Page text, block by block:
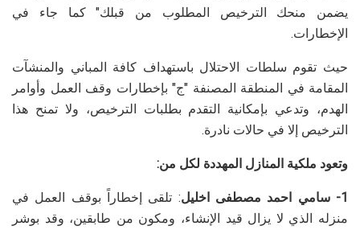
يضمن منحك الترخيص المطلوب من قبلك" كما جاء في
الإخطارات.
حيث تقوم سلطات الاحتلال باستهداف كافة المباني والمنشآت
المقامة في المنطقة المصنفة "ج" بإخطارات وقف العمل وأوامر
الهدم، وتدعي بإمكانية التقدم بطلبات الترخيص، ولا تمنح هذا
الترخيص إلا في حالات نادرة.
وتعود ملكية المنازل المهددة لكل من:
1- سامي احمد مصطفى اخليل
: تلقى إخطاراً بوقف العمل في
منزله الذي لا يزال قيد الإنشاء، ومكون من طابقين، وقد بوشر